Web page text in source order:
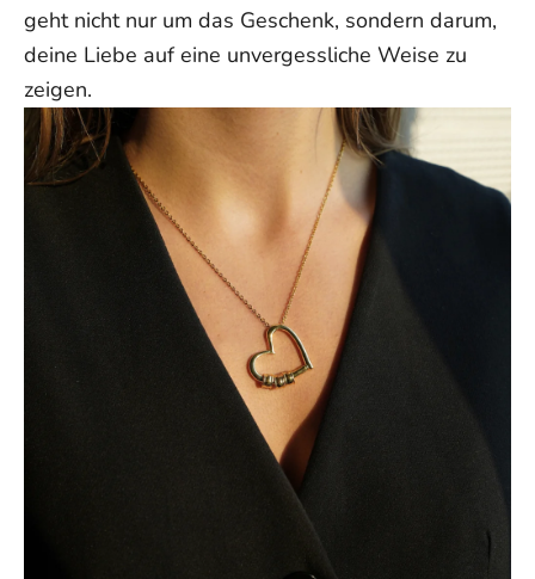
geht nicht nur um das Geschenk, sondern darum,
deine Liebe auf eine unvergessliche Weise zu
zeigen.